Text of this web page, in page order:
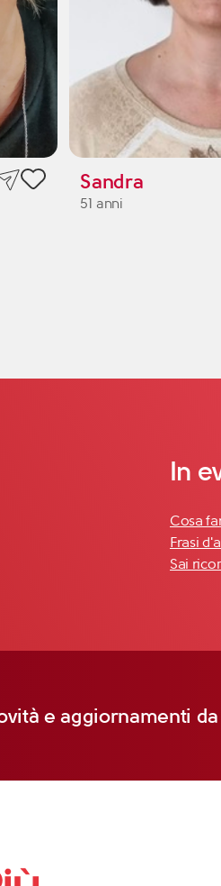
Sandra
51 anni
In
Cosa
Frasi
Sai
e aggiornamenti